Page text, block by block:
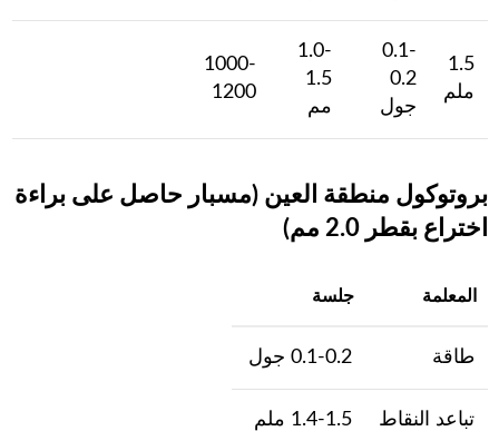
1.5
ملم
0.1-
0.2
جول
1.0-
1.5
مم
1000-
1200
بروتوكول منطقة العين (مسبار حاصل على براءة
اختراع بقطر 2.0 مم)
المعلمة جلسة
طاقة 0.1-0.2 جول
تباعد النقاط 1.4-1.5 ملم